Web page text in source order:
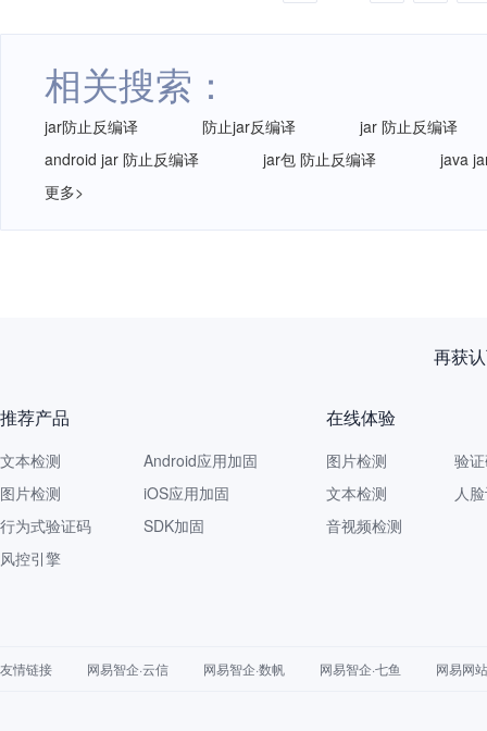
相关搜索：
jar防止反编译 防止jar反编译
jar 防止反编译
android jar 防止反编译
jar包 防止反编译
java
更多>
再获
推荐产品
文本检测
图片检测
行为式验证码
风控引擎
Android应用加固
iOS应用加固
SDK加固
在线体验
图片检测
文本检测
音视频检测
验
人
友情链接 网易智企·云信 网易智企·数帆 网易智企·七鱼 网易网